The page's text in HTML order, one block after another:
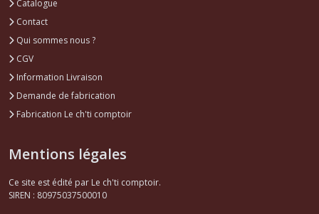
Catalogue
Contact
Qui sommes nous ?
CGV
Information Livraison
Demande de fabrication
Fabrication Le ch'ti comptoir
Mentions légales
Ce site est édité par Le ch'ti comptoir.
SIREN : 80975037500010